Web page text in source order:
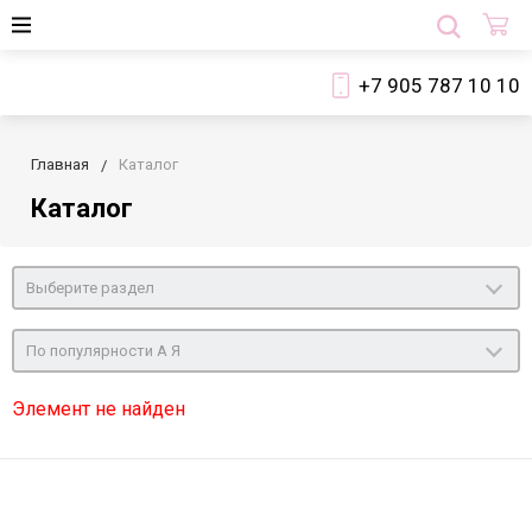
+7 905 787 10 10
Главная Каталог
Каталог
Выберите раздел
По популярности А Я
Элемент не найден